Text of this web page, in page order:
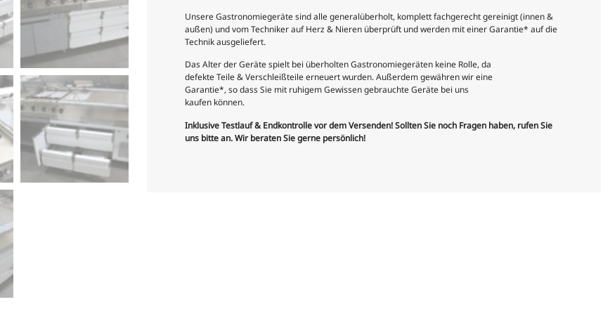
Unsere Gastronomiegeräte sind alle generalüberholt, komplett fachgerecht gereinigt (innen &
außen) und vom Techniker auf Herz & Nieren überprüft und werden mit einer Garantie* auf die
Technik ausgeliefert.
Das Alter der Geräte spielt bei überholten Gastronomiegeräten keine Rolle, da
defekte Teile & Verschleißteile erneuert wurden. Außerdem gewähren wir eine
Garantie*, so dass Sie mit ruhigem Gewissen gebrauchte Geräte bei uns
kaufen können.
Inklusive Testlauf & Endkontrolle vor dem Versenden! Sollten Sie noch Fragen haben, rufen Sie
uns bitte an. Wir beraten Sie gerne persönlich!